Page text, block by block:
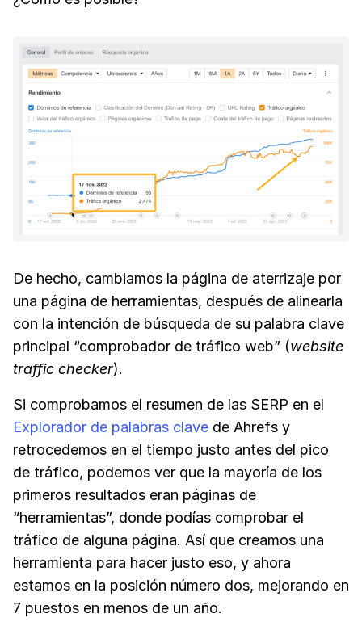
De hecho, cambiamos la página de aterrizaje por
una página de herramientas, después de alinearla
con la intención de búsqueda de su palabra clave
principal “comprobador de tráfico web” (website
traffic checker).
Si comprobamos el resumen de las SERP en el
Explorador de palabras clave de Ahrefs y
retrocedemos en el tiempo justo antes del pico
de tráfico, podemos ver que la mayoría de los
primeros resultados eran páginas de
“herramientas”, donde podías comprobar el
tráfico de alguna página. Así que creamos una
herramienta para hacer justo eso, y ahora
estamos en la posición número dos, mejorando en
7 puestos en menos de un año.